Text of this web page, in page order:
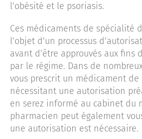
l’obésité et le psoriasis.
Ces médicaments de spécialité
l’objet d’un processus
avant d’être approuvés aux fins
par le régime. Dans de
vous prescrit un médicament de
nécessitant une autorisation
en serez informé au cabinet du
pharmacien peut également
une autorisation est nécessaire.